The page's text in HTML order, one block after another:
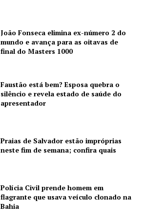
João Fonseca elimina ex-número 2 do
mundo e avança para as oitavas de
final do Masters 1000
Faustão está bem? Esposa quebra o
silêncio e revela estado de saúde do
apresentador
Praias de Salvador estão impróprias
neste fim de semana; confira quais
Polícia Civil prende homem em
flagrante que usava veículo clonado na
Bahia